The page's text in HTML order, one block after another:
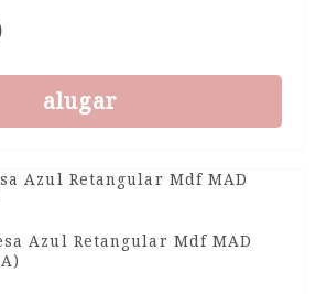
alugar
Azul Retangular Mdf MAD